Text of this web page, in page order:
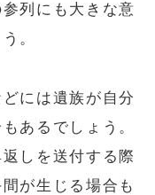
列にも大きな意
。
には遺族が自分
あるでしょう。
しを送付する際
が生じる場合も